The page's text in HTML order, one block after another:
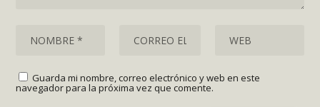
Guarda mi nombre, correo electrónico y web en este
navegador para la próxima vez que comente.